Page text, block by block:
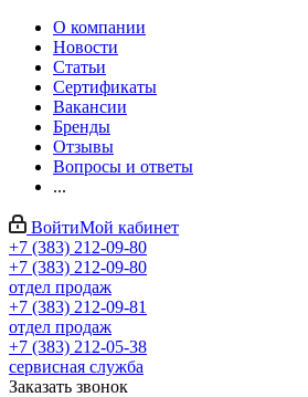
О компании
Новости
Статьи
Сертификаты
Вакансии
Бренды
Отзывы
Вопросы и ответы
...
ВойтиМой кабинет
+7 (383) 212-09-80
+7 (383) 212-09-80
отдел продаж
+7 (383) 212-09-81
отдел продаж
+7 (383) 212-05-38
сервисная служба
Заказать звонок